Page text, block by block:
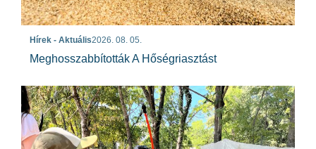
Hírek - Aktuális2026. 08. 05.
Meghosszabbították A Hőségriasztást